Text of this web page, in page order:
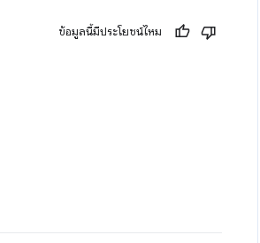
ข้อมูลนี้มีประโยชน์ไหม